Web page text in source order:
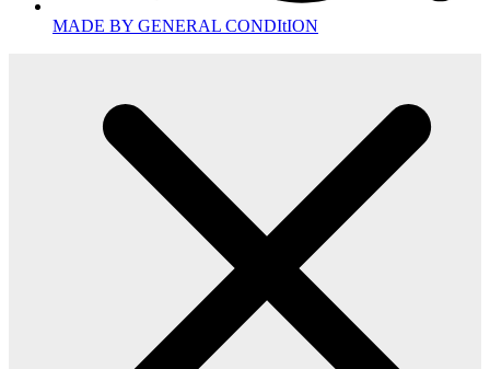
MADE BY GENERAL CONDItION